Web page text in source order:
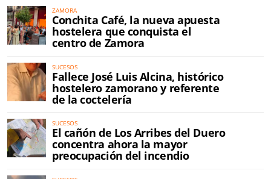
ZAMORA
Conchita Café, la nueva apuesta
hostelera que conquista el
centro de Zamora
SUCESOS
Fallece José Luis Alcina, histórico
hostelero zamorano y referente
de la coctelería
SUCESOS
El cañón de Los Arribes del Duero
concentra ahora la mayor
preocupación del incendio